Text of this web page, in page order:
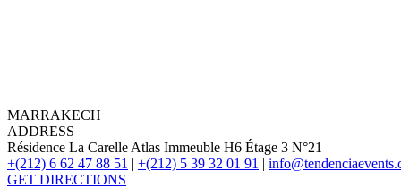
MARRAKECH
ADDRESS
Résidence La Carelle Atlas Immeuble H6 Étage 3 N°21
+(212) 6 62 47 88 51 | +(212) 5 39 32 01 91 |
GET DIRECTIONS